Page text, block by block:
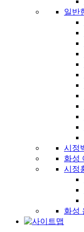
일반
시정
화성
시정
화성